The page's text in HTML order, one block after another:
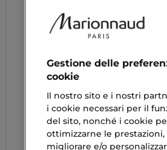
Gestione delle
cookie
Il nostro sito e i nostri
i cookie necessari per il
del sito, nonché i cookie
ottimizzarne le prestazioni,
migliorare e/o